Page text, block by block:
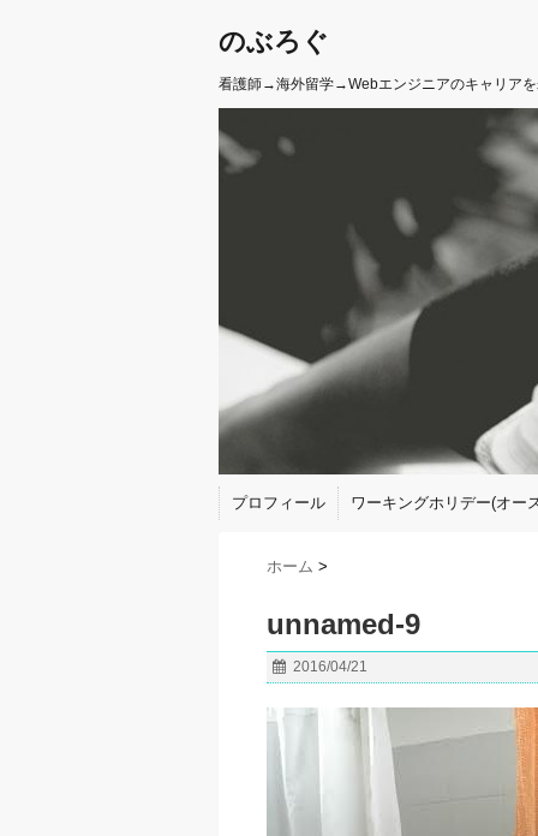
のぶろぐ
看護師→海外留学→Webエンジニアのキャリア
プロフィール ワーキングホリデー(オー
ホーム >
unnamed-9
2016/04/21